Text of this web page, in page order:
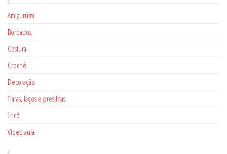
Amigurumi
Bordados
Costura
Crochê
Decoração
Tiaras, laços e presilhas
Tricô
Vídeo aula